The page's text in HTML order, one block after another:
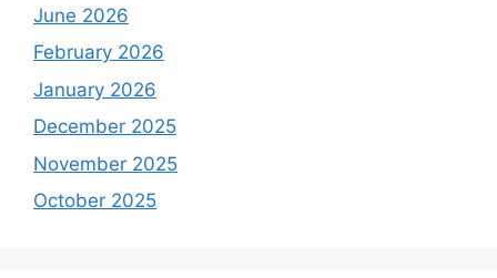
June 2026
February 2026
January 2026
December 2025
November 2025
October 2025